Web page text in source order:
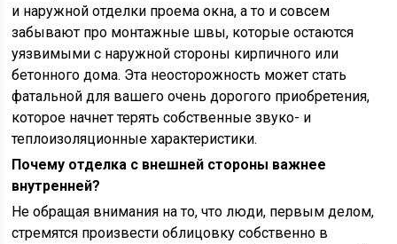
и наружной отделки проема окна, а то и совсем
забывают про монтажные швы, которые остаются
уязвимыми с наружной стороны кирпичного или
бетонного дома. Эта неосторожность может стать
фатальной для вашего очень дорогого приобретения,
которое начнет терять собственные звуко- и
теплоизоляционные характеристики.
Почему отделка с внешней стороны важнее
внутренней?
Не обращая внимания на то, что люди, первым делом,
стремятся произвести облицовку собственно в